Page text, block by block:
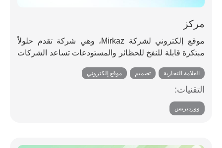
مركز
موقع إلكتروني لشركة Mirkaz، وهي شركة تقدم حلولاً
مبتكرة قابلة للنفخ للحظائر والمستودعات تساعد الشركات
النشر للصناعات.
العلامة التجارية تصميم موقع إلكتروني
التقنيات:
ووردبريس